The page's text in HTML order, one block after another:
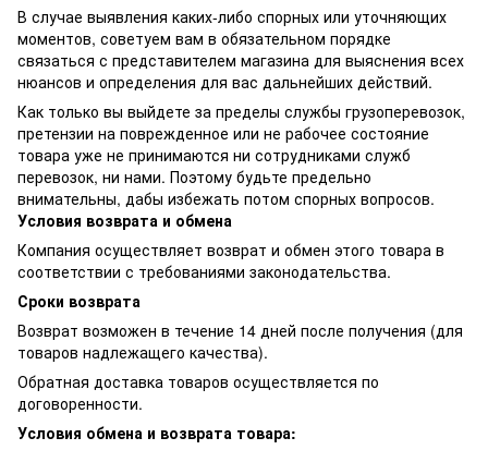
В случае выявления каких-либо спорных или уточняющих
моментов, советуем вам в обязательном порядке
связаться с представителем магазина для выяснения всех
нюансов и определения для вас дальнейших действий.
Как только вы выйдете за пределы службы грузоперевозок,
претензии на поврежденное или не рабочее состояние
товара уже не принимаются ни сотрудниками служб
перевозок, ни нами. Поэтому будьте предельно
внимательны, дабы избежать потом спорных вопросов.
Условия возврата и обмена
Компания осуществляет возврат и обмен этого товара в
соответствии с требованиями законодательства.
Сроки возврата
Возврат возможен в течение 14 дней после получения (для
товаров надлежащего качества).
Обратная доставка товаров осуществляется по
договоренности.
Условия обмена и возврата товара: